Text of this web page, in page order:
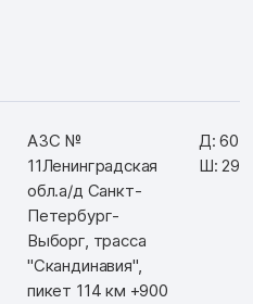
АЗС №
11Ленинградская
обл.а/д Санкт-
Петербург-
Выборг, трасса
"Скандинавия",
пикет 114 км +900
Д:
Ш: